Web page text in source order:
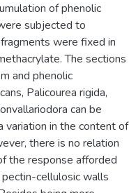
of phenolic
subjected to
were fixed in
The sections
and phenolic
Palicourea rigida,
can be
variation in the content of
there is no relation
the response afforded
cellulosic walls